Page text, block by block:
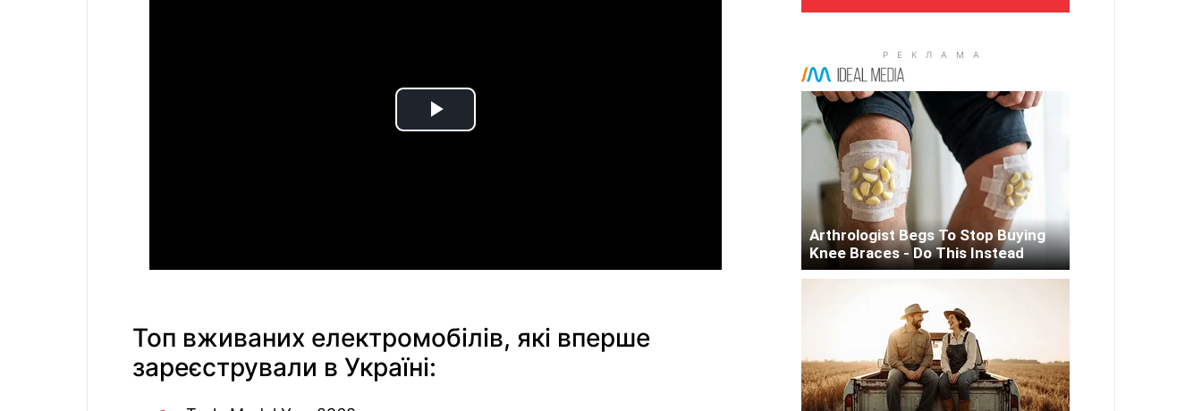
Play
Топ вживаних електромобілів, які вперше
зареєстрували в Україні:
Arthrologist Begs To Stop Buying
Knee Braces - Do This Instead